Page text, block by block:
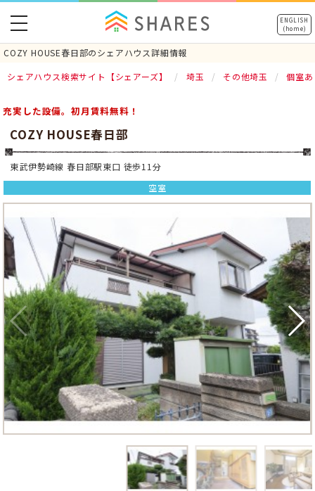
ENGLISH
(home)
COZY HOUSE春日部のシェアハウス詳細情報
toggle
navigation
シェアハウス検索サイト【シェアーズ】 埼玉 その他埼玉 個室
充実した設備。初月賃料無料！
COZY HOUSE春日部
東武伊勢崎線 春日部駅東口 徒歩11分
空室